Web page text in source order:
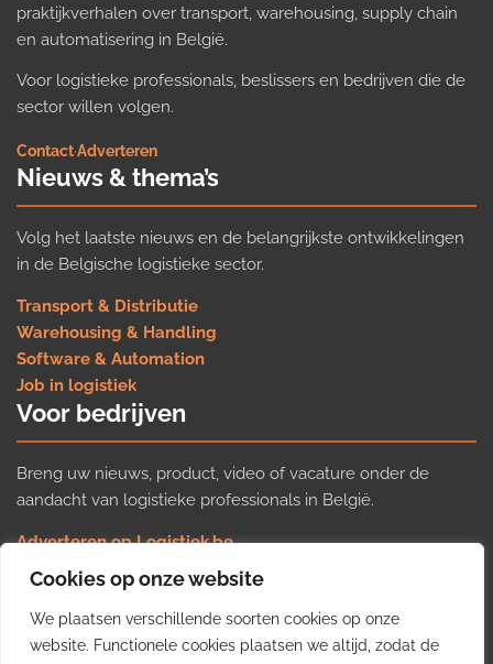
Cookies op onze website
We plaatsen verschillende soorten cookies op onze
website. Functionele cookies plaatsen we altijd, zodat de
praktijkverhalen over transport, warehousing, supply chain
en automatisering in België.
Voor logistieke professionals, beslissers en bedrijven die de
sector willen volgen.
Contact·Adverteren
Nieuws & thema’s
Volg het laatste nieuws en de belangrijkste ontwikkelingen
in de Belgische logistieke sector.
Transport & Distributie
Warehousing & Handling
Software & Automation
Job in logistiek
Voor bedrijven
Breng uw nieuws, product, video of vacature onder de
aandacht van logistieke professionals in België.
Adverteren op Logistiek.be
Nieuws insturen
Uw video op Logistiek.TV
Job plaatsen
Gratis wekelijkse update